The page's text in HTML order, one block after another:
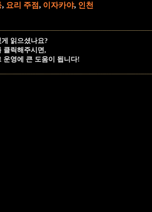
, 요리 주점, 이자카야, 인천
읽으셨나요?
클릭해주시면,
운영에 큰 도움이 됩니다!